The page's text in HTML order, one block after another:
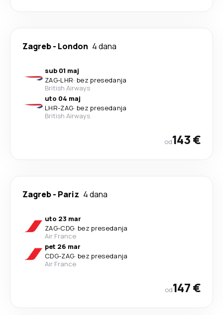
Zagreb- London 4 dana
sub 01 maj
ZAG-LHR· bez presedanja
British Airways
uto 04 maj
LHR-ZAG· bez presedanja
British Airways
od143 €
Zagreb- Pariz 4 dana
uto 23 mar
ZAG-CDG· bez presedanja
Air France
pet 26 mar
CDG-ZAG· bez presedanja
Air France
od147 €